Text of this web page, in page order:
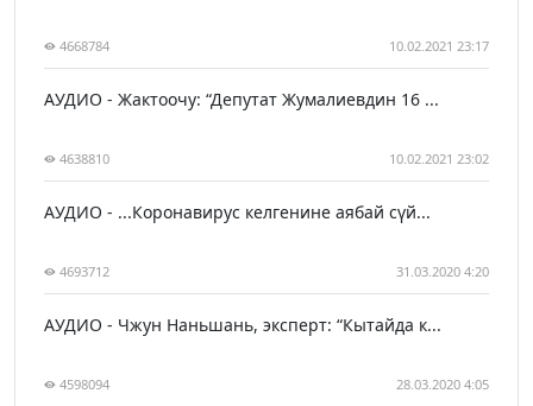
4668784 10.02.2021 23:17
АУДИО - Жактоочу: “Депутат Жумалиевдин 16 ...
4638810 10.02.2021 23:02
АУДИО - ...Коронавирус келгенине аябай сүй...
4693712 31.03.2020 4:20
АУДИО - Чжун Наньшань, эксперт: “Кытайда к...
4598094 28.03.2020 4:05